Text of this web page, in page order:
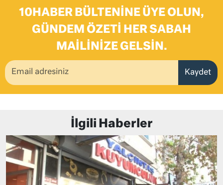
10HABER BÜLTENINE ÜYE OLUN,
GÜNDEM ÖZETI HER SABAH
MAILINIZE GELSIN.
Kaydet
İlgili Haberler